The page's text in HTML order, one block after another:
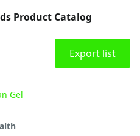
Product Catalog
Export list
Gel